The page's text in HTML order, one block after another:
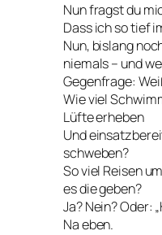
Nun fragst du
Dass ich so tief
Nun, bislang
niemals – und
Gegenfrage:
Wie viel
Lüfte erheben
Und
schweben?
So viel Reisen
es die geben?
Ja? Nein? Oder:
Na eben.